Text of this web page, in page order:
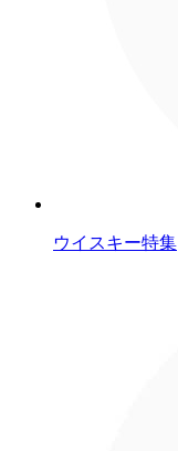
ウイスキー特集